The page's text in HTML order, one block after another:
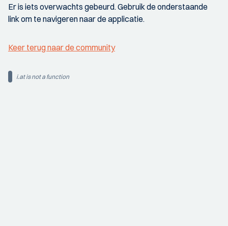
Er is iets overwachts gebeurd. Gebruik de onderstaande
link om te navigeren naar de applicatie.
Keer terug naar de community
i.at is not a function